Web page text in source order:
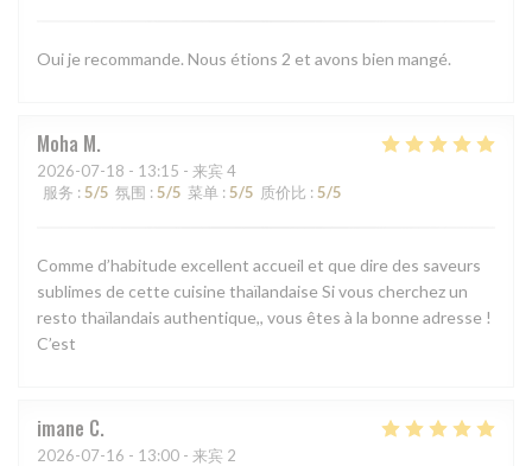
Oui je recommande. Nous étions 2 et avons bien mangé.
Moha M
2026-07-18 - 13:15 - 来宾 4
服务 : 5/5 氛围 : 5/5 菜单 : 5/5 质价比 : 5/5
Comme d’habitude excellent accueil et que dire des saveurs
sublimes de cette cuisine thaïlandaise Si vous cherchez un
resto thaïlandais authentique,, vous êtes à la bonne adresse !
C’est
imane C
2026-07-16 - 13:00 - 来宾 2